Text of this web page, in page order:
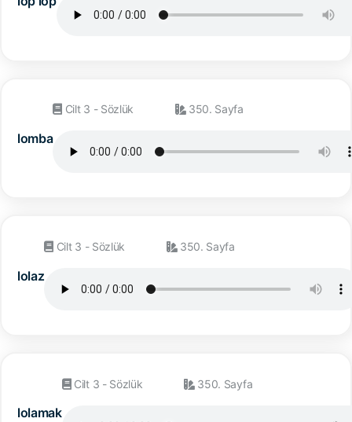
lomba
Cilt 3 - Sözlük 350. Sayfa
lolaz
Cilt 3 - Sözlük 350. Sayfa
lolamak
Cilt 3 - Sözlük 350. Sayfa